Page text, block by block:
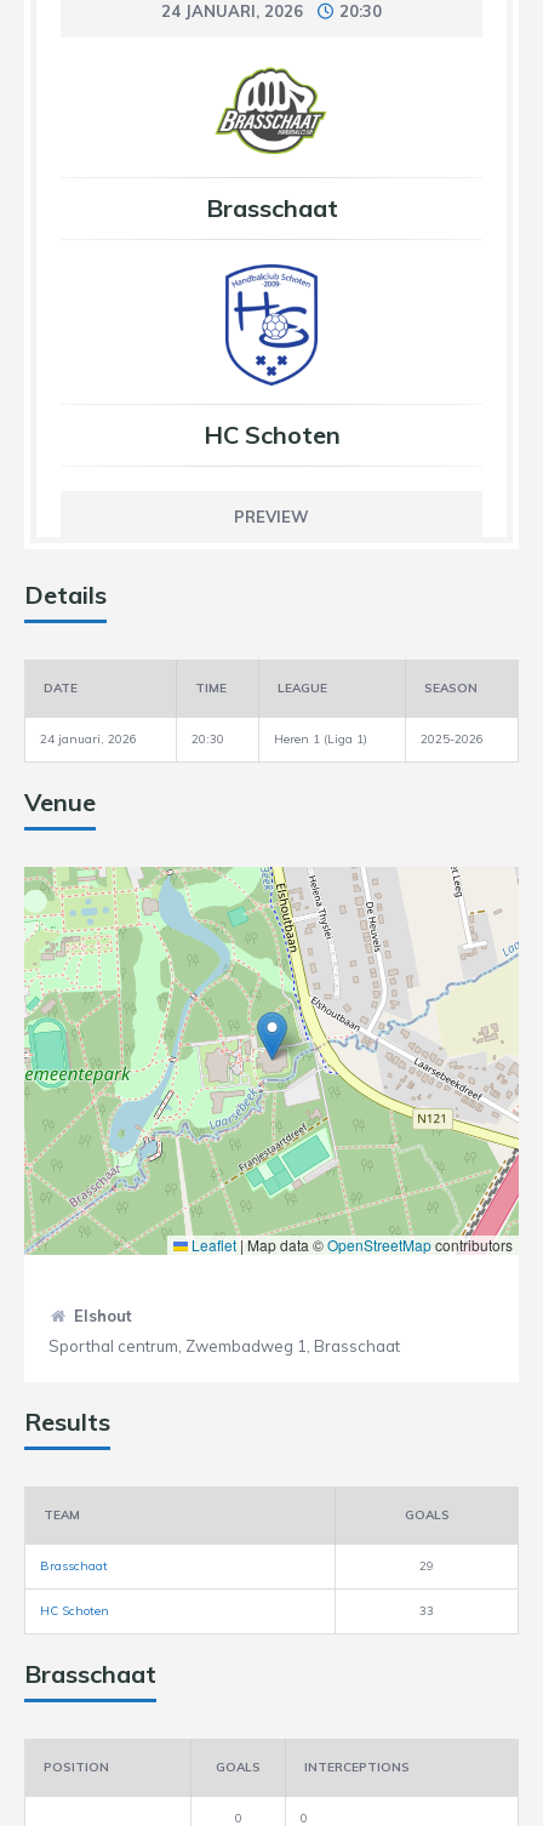
24 JANUARI, 2026 20:30
Brasschaat
HC Schoten
PREVIEW
Details
DATE TIME LEAGUE SEASON
24 januari, 2026 20:30 Heren 1 (Liga 1) 2025-2026
Venue
Leaflet | Map data ©OpenStreetMapcontributors
Elshout
Sporthal centrum, Zwembadweg 1, Brasschaat
Results
TEAM GOALS
Brasschaat 29
HC Schoten 33
Brasschaat
POSITION GOALS INTERCEPTIONS
0 0